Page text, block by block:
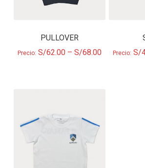
PULLOVER
Precio: S/62.00 –S/68.00 Precio: S/